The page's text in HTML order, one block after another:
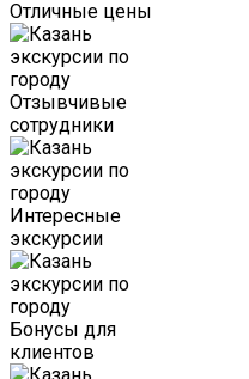
Отличные цены
Отзывчивые
сотрудники
Интересные
экскурсии
Бонусы для
клиентов